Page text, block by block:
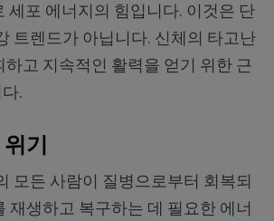
세포 에너지의 힘입니다. 이것은 단
트렌드가 아닙니다. 신체의 타고난
하고 지속적인 활력을 얻기 위한 근
.
기
모든 사람이 질병으로부터 회복되
재생하고 복구하는 데 필요한 에너